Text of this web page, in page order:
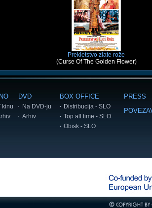
Prekletstvo zlate rože
(Curse Of The Golden Flower)
kinu
DVD
Na DVD-ju
Arhiv
BOX OFFICE
Distribucija - SLO
Top all time - SLO
Obisk - SLO
PRESS